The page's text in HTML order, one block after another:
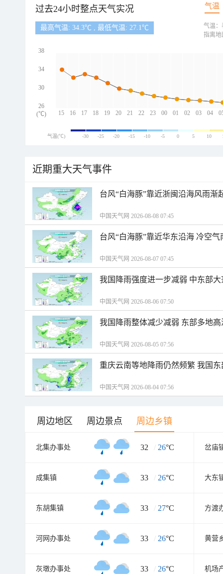
过去24小时整点天气实况 气温
最高气温: 34.3℃ , 最低气温: 27.1℃
15 16 17 18 19 20 21 22 23 00 01 02 03 04
38
34
30
26
(℃)
气温：
指离地
气温(℃) -30 -25 -20 -15 -10 -5 0 5 10
近期重大天气事件
台风“白海豚”靠近浙闽沿海风雨渐
中国天气网 2026-08-08 07:45
台风“白海豚”靠近华东沿海 冷空
中国天气网 2026-08-07 07:45
我国降雨强度进一步减弱 中东部
中国天气网 2026-08-06 07:50
我国降雨整体减少减弱 东部多地
中国天气网 2026-08-05 07:56
重庆云南等地降雨仍然频繁 我国
中国天气网 2026-08-04 07:56
周边地区 周边景点 周边乡镇
北集办事处 32 / 26°C 岔庙
成集镇 33 / 26°C 大东
东胡集镇 33 / 27°C 方渡
河网办事处 33 / 26°C 黄营
灰墩办事处 33 / 26°C